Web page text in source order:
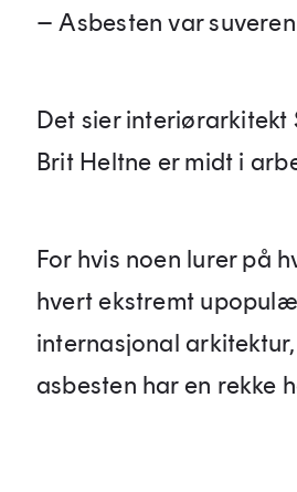
– Asbesten var
Det sier interiørarkitekt
Brit Heltne er midt i
For hvis noen lurer på
hvert ekstremt
internasjonal
asbesten har en rekke